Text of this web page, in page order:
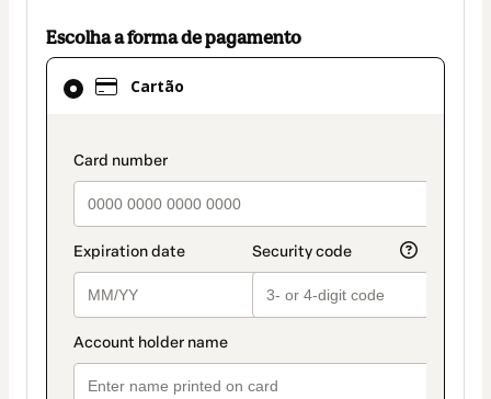
Escolha a forma de pagamento
Cartão
payment_data.section_title_v2
Cartão
selecionado
pagamento